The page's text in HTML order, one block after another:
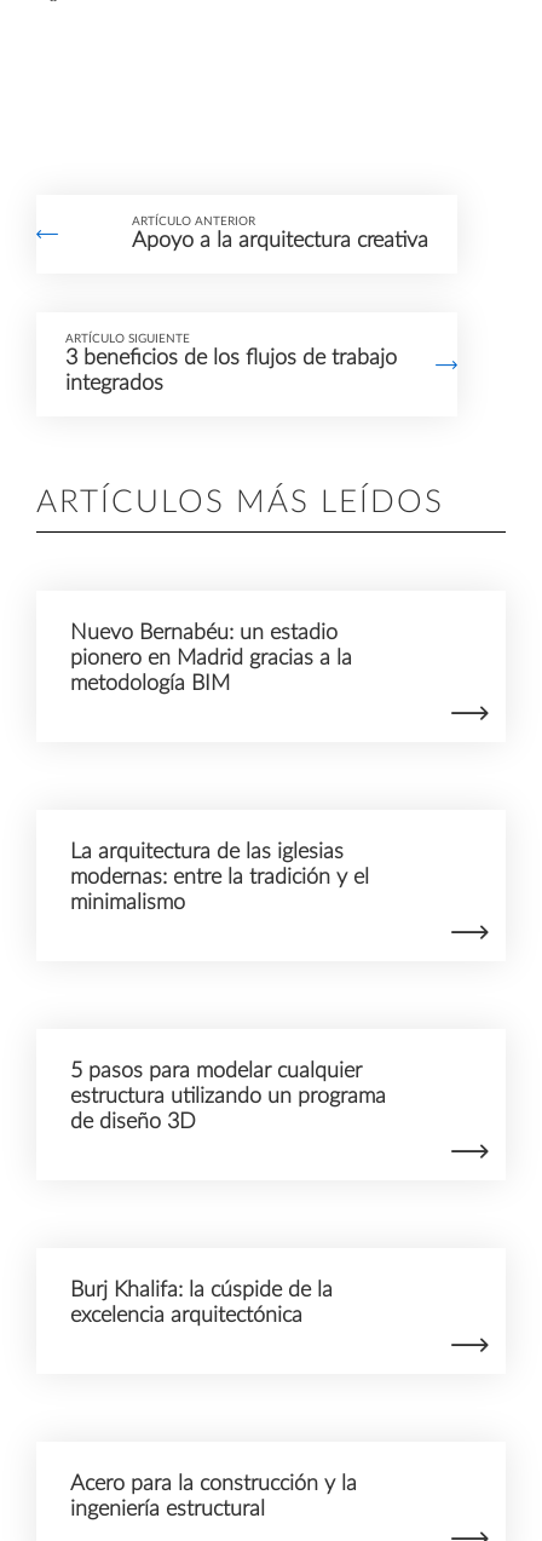
servicio para ver este
Más información
ARTÍCULO ANTERIOR
Apoyo a la arquitectura creativa
ARTÍCULO SIGUIENTE
3 beneficios de los flujos de trabajo
integrados
ARTÍCULOS MÁS LEÍDOS
Nuevo Bernabéu: un estadio
pionero en Madrid gracias a la
metodología BIM
La arquitectura de las iglesias
modernas: entre la tradición y el
minimalismo
5 pasos para modelar cualquier
estructura utilizando un programa
de diseño 3D
Burj Khalifa: la cúspide de la
excelencia arquitectónica
Acero para la construcción y la
ingeniería estructural